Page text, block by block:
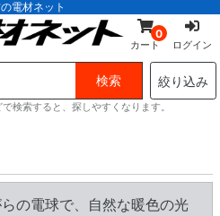
電材ネット
0
カート ログイン
絞り込み
検索すると、探しやすくなります。
の電球で、自然な暖色の光